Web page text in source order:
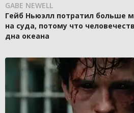
GABE NEWELL
Гейб Ньюэлл потратил больше
на суда, потому что
дна океана